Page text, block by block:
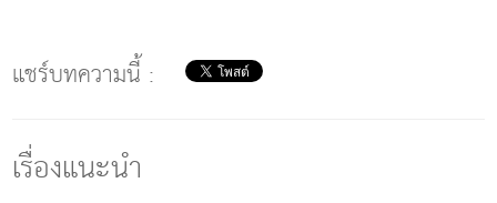
แชร์บทความนี้ :
เรื่องแนะนำ